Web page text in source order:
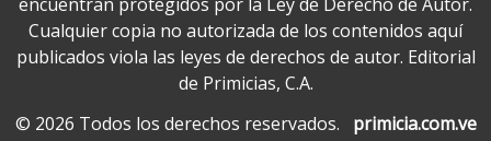
Cualquier copia no autorizada de los contenidos aquí
publicados viola las leyes de derechos de autor. Editorial
de Primicias, C.A.
© 2026 Todos los derechos reservados.
primicia.com.ve